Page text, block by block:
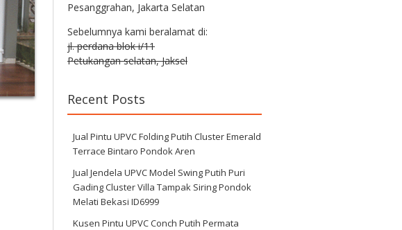
Pesanggrahan, Jakarta Selatan
Sebelumnya kami beralamat di:
jl. perdana blok i/11
Petukangan selatan, Jaksel
Recent Posts
Jual Pintu UPVC Folding Putih Cluster Emerald
Terrace Bintaro Pondok Aren
Jual Jendela UPVC Model Swing Putih Puri
Gading Cluster Villa Tampak Siring Pondok
Melati Bekasi ID6999
Kusen Pintu UPVC Conch Putih Permata